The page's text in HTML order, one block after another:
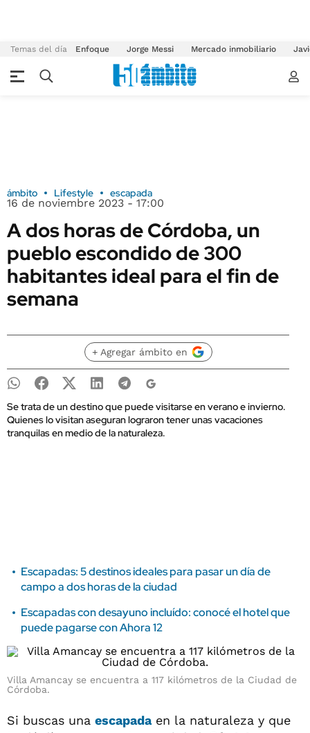
Temas del día Enfoque Jorge Messi Mercado inmobiliario
ámbito Lifestyle escapada
16 de noviembre 2023 - 17:00
A dos horas de Córdoba, un
pueblo escondido de 300
habitantes ideal para el fin de
semana
+ Agregar ámbito en
Se trata de un destino que puede visitarse en verano e invierno.
Quienes lo visitan aseguran lograron tener unas vacaciones
tranquilas en medio de la naturaleza.
Escapadas: 5 destinos ideales para pasar un día de
campo a dos horas de la ciudad
Escapadas con desayuno incluído: conocé el hotel que
puede pagarse con Ahora 12
Villa Amancay se encuentra a 117 kilómetros de la Ciudad de
Córdoba.
Si buscas una escapadaen la naturaleza y que